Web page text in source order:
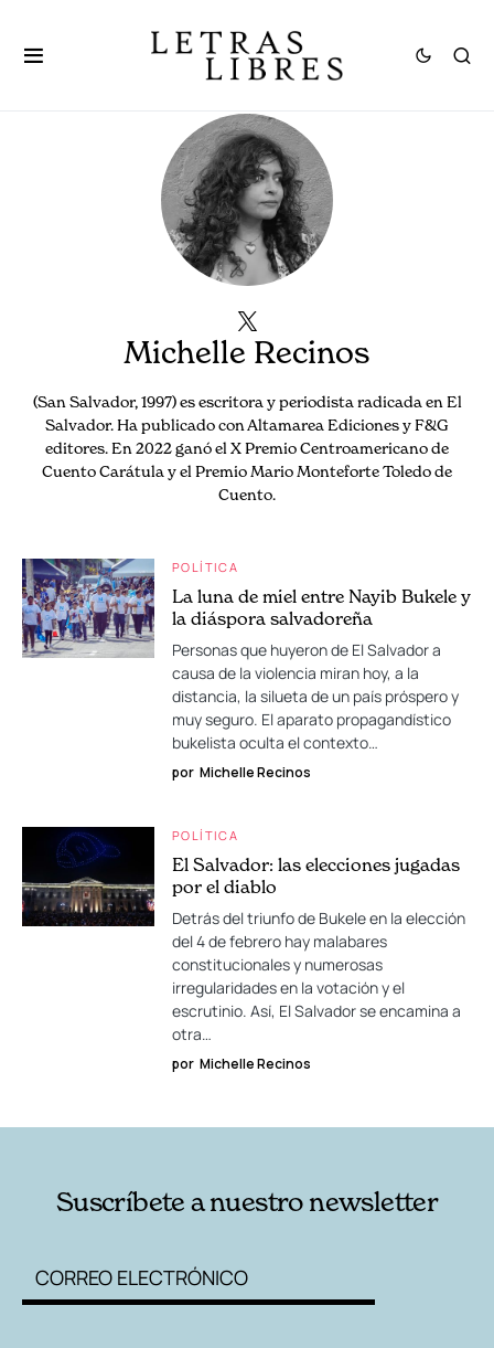
Michelle Recinos
(San Salvador, 1997) es escritora y periodista radicada en El
Salvador. Ha publicado con Altamarea Ediciones y F&G
editores. En 2022 ganó el X Premio Centroamericano de
Cuento Carátula y el Premio Mario Monteforte Toledo de
Cuento.
POLÍTICA
La luna de miel entre Nayib Bukele y
la diáspora salvadoreña
Personas que huyeron de El Salvador a
causa de la violencia miran hoy, a la
distancia, la silueta de un país próspero y
muy seguro. El aparato propagandístico
bukelista oculta el contexto…
por Michelle Recinos
POLÍTICA
El Salvador: las elecciones jugadas
por el diablo
Detrás del triunfo de Bukele en la elección
del 4 de febrero hay malabares
constitucionales y numerosas
irregularidades en la votación y el
escrutinio. Así, El Salvador se encamina a
otra…
por Michelle Recinos
Suscríbete a nuestro newsletter